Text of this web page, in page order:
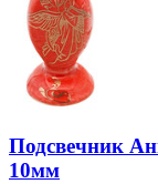
Подсвечник
10мм